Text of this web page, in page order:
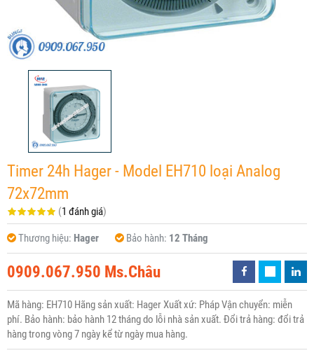
Timer 24h Hager - Model EH710 loại Analog
72x72mm
(1 đánh giá)
Thương hiệu: Hager Bảo hành: 12 Tháng
0909.067.950 Ms.Châu
Mã hàng: EH710 Hãng sản xuất: Hager Xuất xứ: Pháp Vận chuyển: miễn
phí. Bảo hành: bảo hành 12 tháng do lỗi nhà sản xuất. Đổi trả hàng: đổi trả
hàng trong vòng 7 ngày kể từ ngày mua hàng.